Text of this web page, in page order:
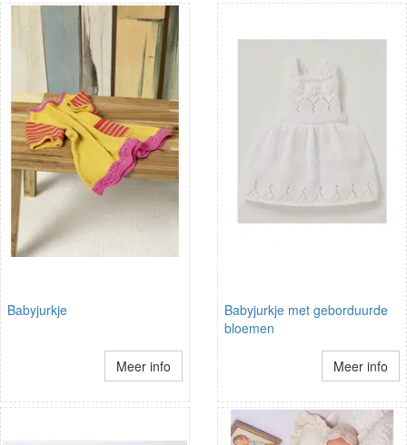
Babyjurkje
Meer info
Babyjurkje met geborduurde
bloemen
Meer info